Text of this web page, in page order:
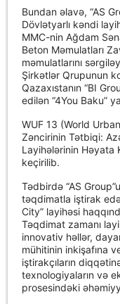
Bundan əlavə, “AS
Dövlətyarlı kəndi
MMC-nin Ağdam
Beton Məmulatları
məmulatlarını
Şirkətlər Qrupunun
Qazaxıstanın “BI
edilən “4You Baku”
WUF 13 (World
Zəncirinin Tətbiqi:
Layihələrinin Həyata
keçirilib.
Tədbirdə “AS
təqdimatla iştirak
City” layihəsi
Təqdimat zamanı
innovativ həllər,
mühitinin inkişafına
iştirakçıların
texnologiyaların və
prosesindəki